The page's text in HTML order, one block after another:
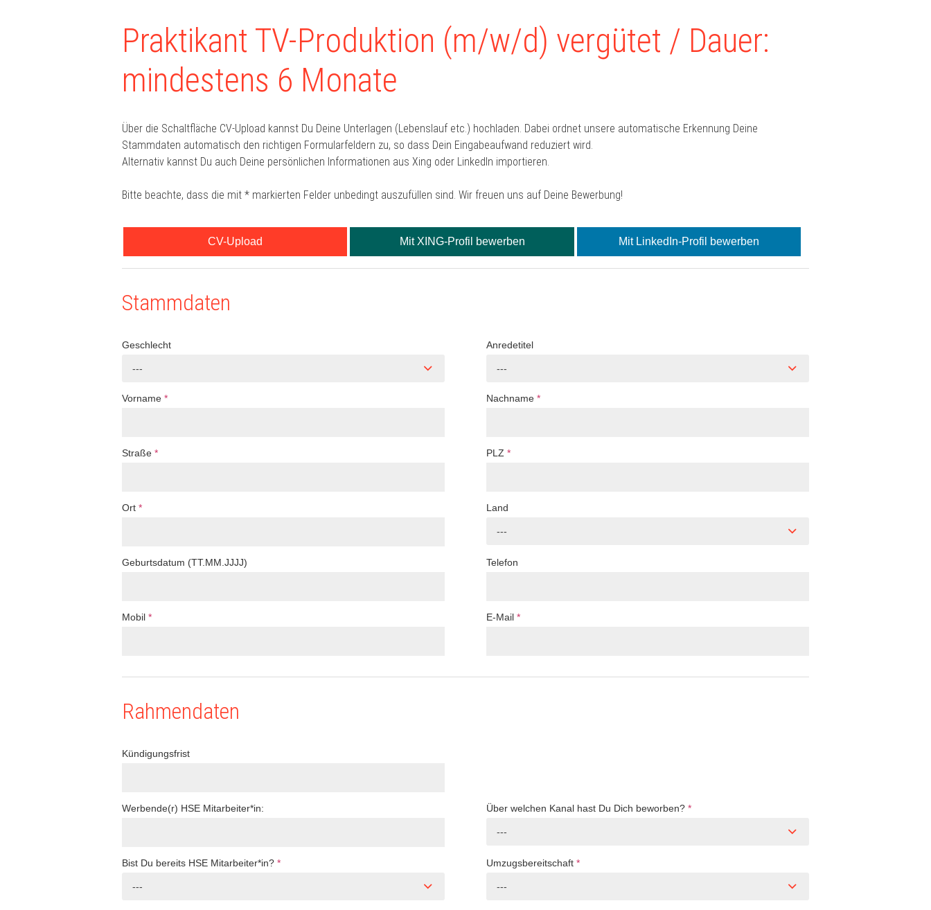
Praktikant TV-Produktion (m/w/d) vergütet / Dauer:
mindestens 6 Monate
Über die Schaltfläche CV-Upload kannst Du Deine Unterlagen (Lebenslauf etc.) hochladen. Dabei ordnet unsere automatische Erkennung Deine
Stammdaten automatisch den richtigen Formularfeldern zu, so dass Dein Eingabeaufwand reduziert wird.
Alternativ kannst Du auch Deine persönlichen Informationen aus Xing oder LinkedIn importieren.
Bitte beachte, dass die mit * markierten Felder unbedingt auszufüllen sind. Wir freuen uns auf Deine Bewerbung!
CV-Upload Mit XING-Profil bewerben Mit LinkedIn-Profil bewerben
Stammdaten
Geschlecht
---
Anredetitel
---
Vorname * Nachname *
Straße * PLZ *
Ort * Land
---
Geburtsdatum (TT.MM.JJJJ) Telefon
Mobil * E-Mail *
Rahmendaten
Kündigungsfrist
Werbende(r) HSE Mitarbeiter*in: Über welchen Kanal hast Du Dich beworben? *
---
Bist Du bereits HSE Mitarbeiter*in? *
---
Umzugsbereitschaft *
---